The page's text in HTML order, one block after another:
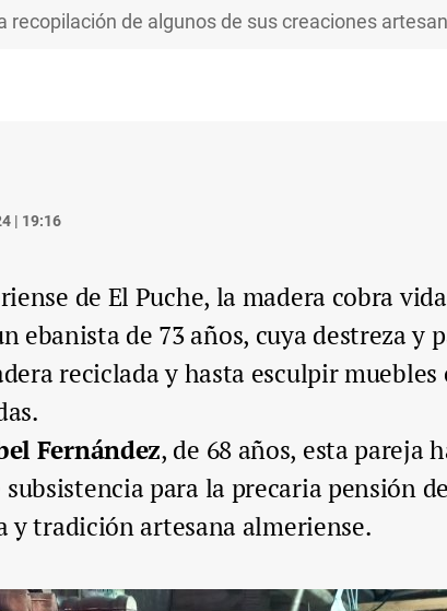
recopilación de algunos de sus creaciones
| 19:16
de El Puche, la madera cobra
ebanista de 73 años, cuya destreza y
reciclada y hasta esculpir
Fernández, de 68 años, esta pareja
para la precaria pensión
y tradición artesana almeriense.